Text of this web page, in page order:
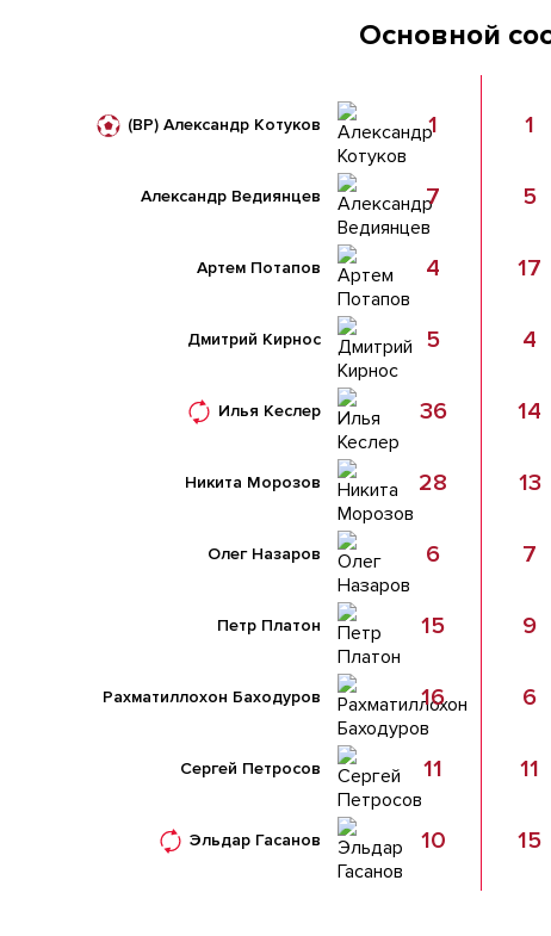
Основной
Александр Котуков
(ВР) 1
Александр Ведиянцев 7
Артем Потапов 4
Дмитрий Кирнос 5
Илья Кеслер 36
Никита Морозов 28
Олег Назаров 6
Петр Платон 15
Рахматиллохон Баходуров 16
Сергей Петросов 11
Эльдар Гасанов 10
1
5
17
4
14
13
7
9
6
11
15